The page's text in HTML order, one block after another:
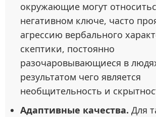
окружающие могут
негативном ключе, часто
агрессию вербального
скептики, постоянно
разочаровывающиеся в
результатом чего является
необщительность и
Адаптивные качества. Для